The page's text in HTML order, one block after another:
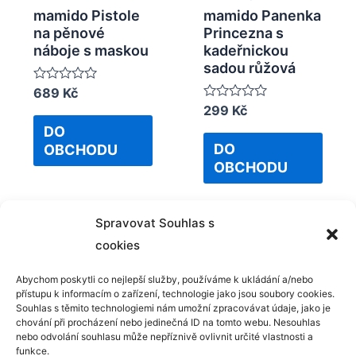
Spravovat Souhlas s
cookies
Abychom poskytli co nejlepší služby, používáme k ukládání a/nebo
přístupu k informacím o zařízení, technologie jako jsou soubory cookies.
Souhlas s těmito technologiemi nám umožní zpracovávat údaje, jako je
chování při procházení nebo jedinečná ID na tomto webu. Nesouhlas
nebo odvolání souhlasu může nepříznivě ovlivnit určité vlastnosti a
funkce.
mamido Pistole
na pěnové
náboje s maskou
Rated
out
689 Kč
DO
OBCHODU
mamido Panenka
Princezna s
kadeřnickou
sadou růžová
Rated
out
299 Kč
DO
OBCHODU
Kontakt
GDPR